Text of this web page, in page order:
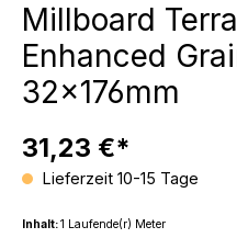
Millboard
Enhanced
32x176mm
31,23 €*
Lieferzeit 10-15 Tage
Inhalt:1 Laufende(r) Meter